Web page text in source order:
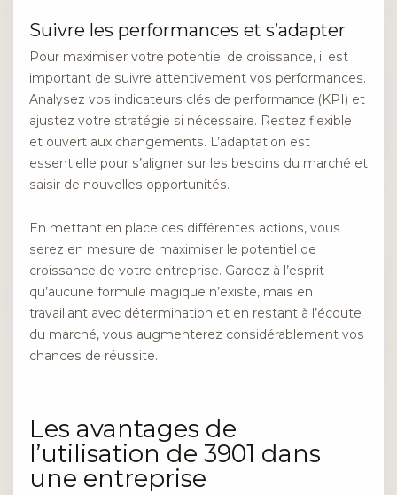
Suivre les performances et s’adapter
Pour maximiser votre potentiel de croissance, il est
important de suivre attentivement vos performances.
Analysez vos indicateurs clés de performance (KPI) et
ajustez votre stratégie si nécessaire. Restez flexible
et ouvert aux changements. L’adaptation est
essentielle pour s’aligner sur les besoins du marché et
saisir de nouvelles opportunités.
En mettant en place ces différentes actions, vous
serez en mesure de maximiser le potentiel de
croissance de votre entreprise. Gardez à l’esprit
qu’aucune formule magique n’existe, mais en
travaillant avec détermination et en restant à l’écoute
du marché, vous augmenterez considérablement vos
chances de réussite.
Les avantages de
l’utilisation de 3901 dans
une entreprise